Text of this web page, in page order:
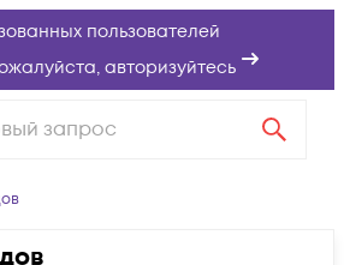
пользователей
авторизуйтесь